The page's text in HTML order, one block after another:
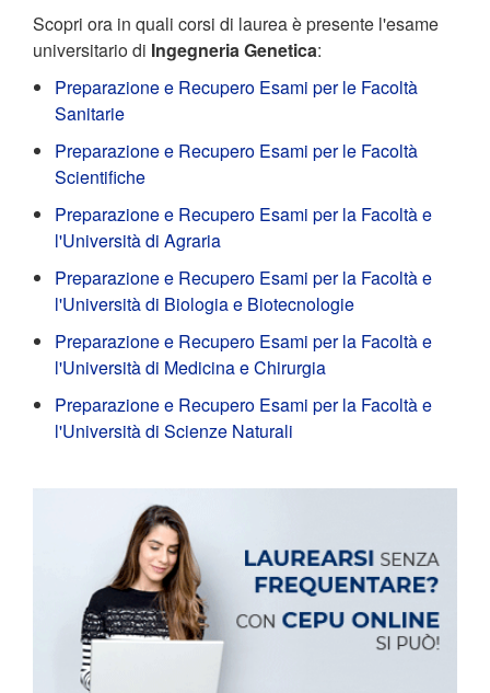
Scopri ora in quali corsi di laurea è presente l'esame
universitario di IngegneriaGenetica:
Preparazione e Recupero Esami per le Facoltà
Sanitarie
Preparazione e Recupero Esami per le Facoltà
Scientifiche
Preparazione e Recupero Esami per la Facoltà e
l'Università di Agraria
Preparazione e Recupero Esami per la Facoltà e
l'Università di Biologia e Biotecnologie
Preparazione e Recupero Esami per la Facoltà e
l'Università di Medicina e Chirurgia
Preparazione e Recupero Esami per la Facoltà e
l'Università di Scienze Naturali